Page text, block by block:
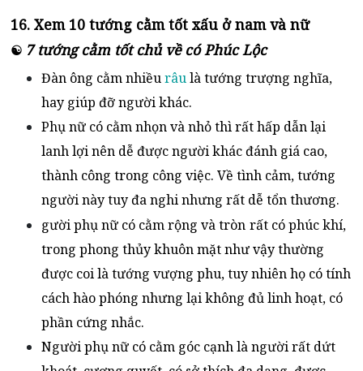
16. Xem 10 tướng cằm tốt xấu ở nam và nữ
☯ 7 tướng cằm tốt chủ về có Phúc Lộc
Đàn ông cằm nhiềurâulà tướng trượng nghĩa,
hay giúp đỡ người khác.
Phụ nữ có cằm nhọn và nhỏ thì rất hấp dẫn lại
lanh lợi nên dễ được người khác đánh giá cao,
thành công trong công việc. Về tình cảm, tướng
người này tuy đa nghi nhưng rất dễ tổn thương.
gười phụ nữ có cằm rộng và tròn rất có phúc khí,
trong phong thủy khuôn mặt như vậy thường
được coi là tướng vượng phu, tuy nhiên họ có tính
cách hào phóng nhưng lại không đủ linh hoạt, có
phần cứng nhắc.
Người phụ nữ có cằm góc cạnh là người rất dứt